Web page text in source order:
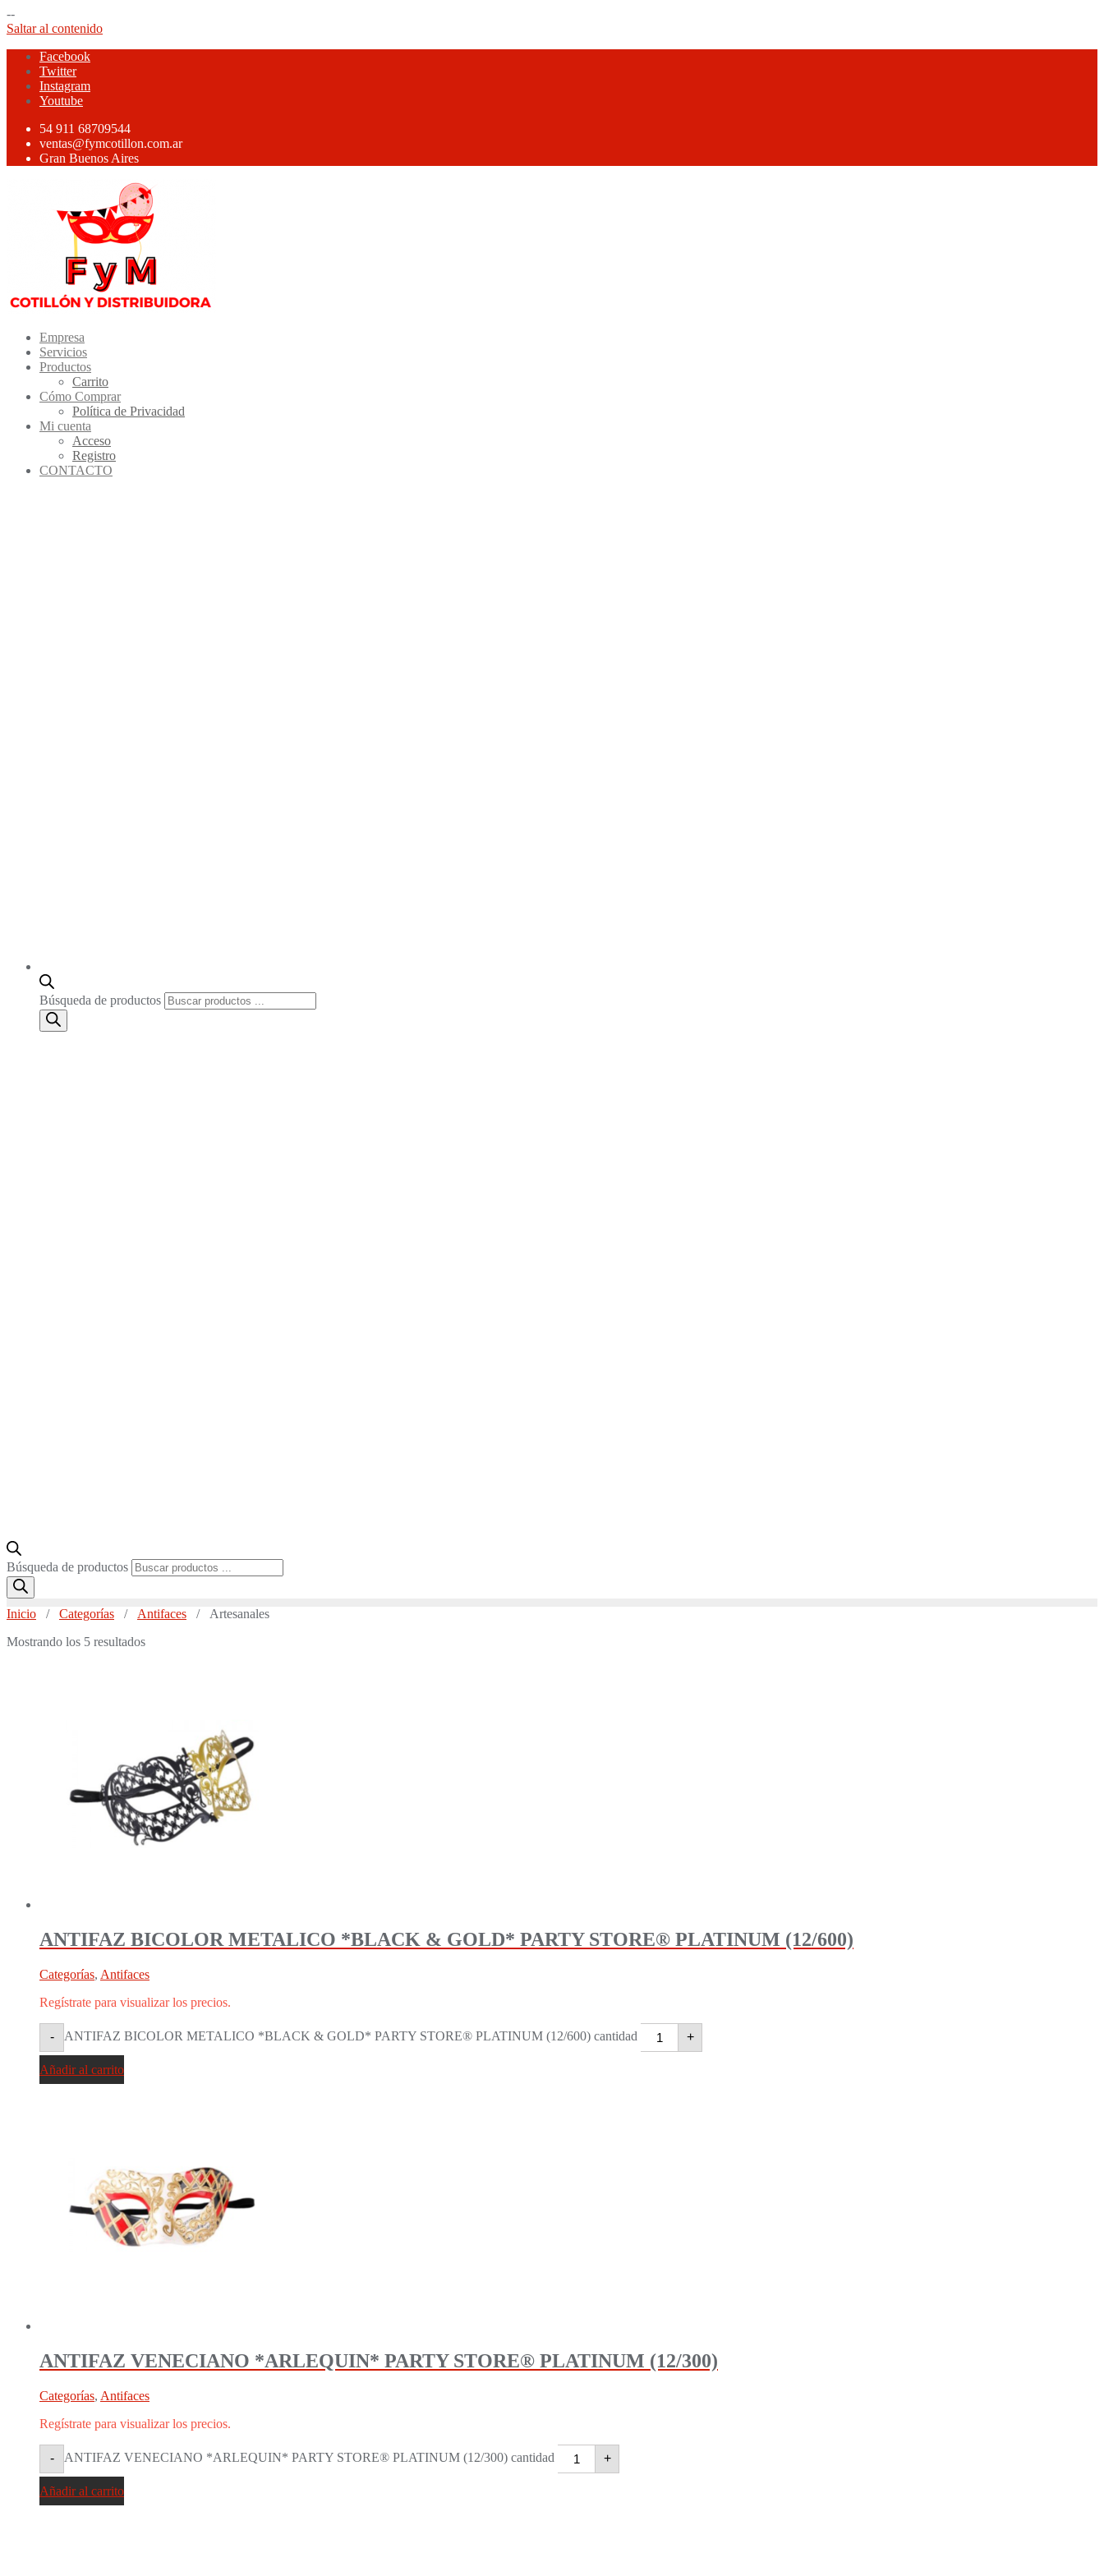
--
Saltar al contenido
Facebook
Twitter
Instagram
Youtube
54 911 68709544
ventas@fymcotillon.com.ar
Gran Buenos Aires
Empresa
Servicios
Productos
Carrito
Cómo Comprar
Política de Privacidad
Mi cuenta
Acceso
Registro
CONTACTO
Búsqueda de productos
Búsqueda de productos
Inicio / Categorías / Antifaces / Artesanales
Mostrando los 5 resultados
ANTIFAZ BICOLOR METALICO *BLACK & GOLD* PARTY STORE® PLATINUM (12/600)
Categorías, Antifaces
Regístrate para visualizar los precios.
- ANTIFAZ BICOLOR METALICO *BLACK & GOLD* PARTY STORE® PLATINUM (12/600) cantidad +
Añadir al carrito
ANTIFAZ VENECIANO *ARLEQUIN* PARTY STORE® PLATINUM (12/300)
Categorías, Antifaces
Regístrate para visualizar los precios.
- ANTIFAZ VENECIANO *ARLEQUIN* PARTY STORE® PLATINUM (12/300) cantidad +
Añadir al carrito